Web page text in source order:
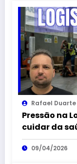
Rafael Duarte
Pressão na
cuidar da
09/04/2026